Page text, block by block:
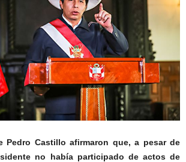
Pedro Castillo afirmaron que, a pesar de
no había participado de actos de